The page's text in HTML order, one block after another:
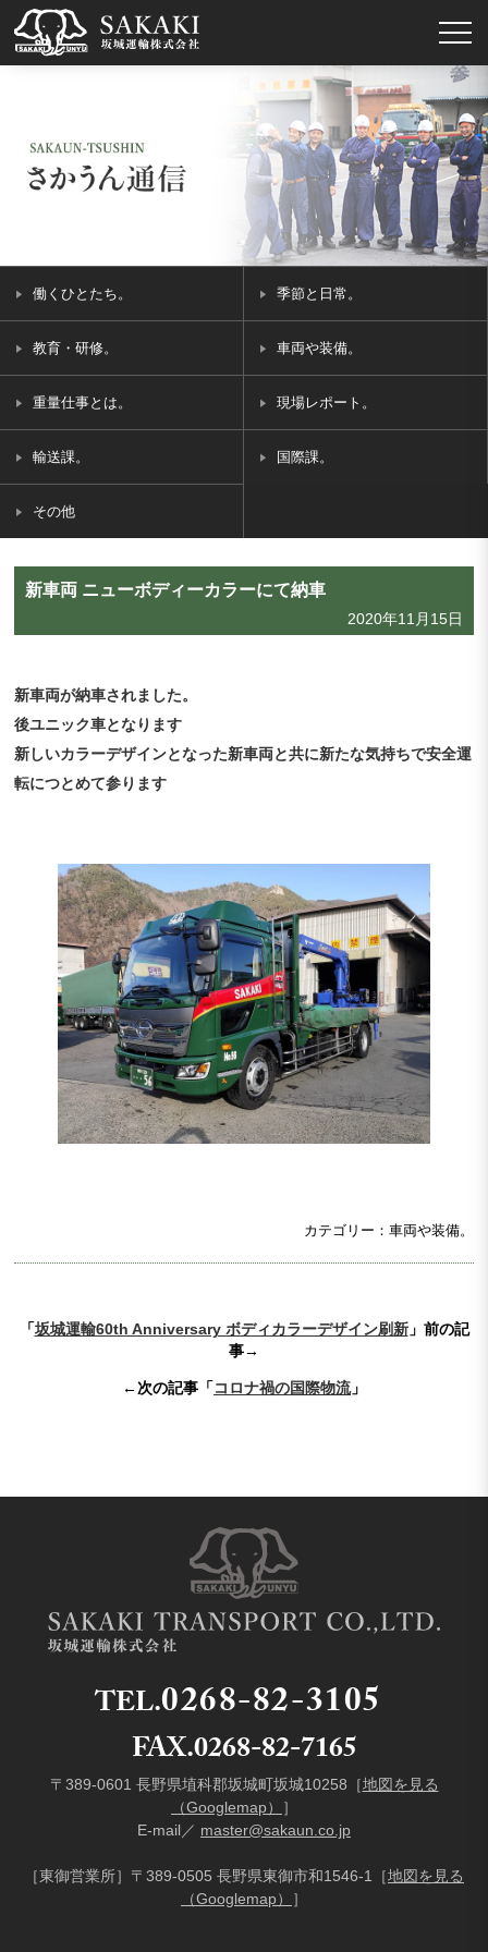
働くひとたち。 季節と日常。
教育・研修。 車両や装備。
重量仕事とは。 現場レポート。
輸送課。 国際課。
その他
新車両 ニューボディーカラーにて納車
2020年11月15日
新車両が納車されました。
後ユニック車となります
新しいカラーデザインとなった新車両と共に新たな気持ちで安全運
転につとめて参ります
カテゴリー：車両や装備。
「坂城運輸60th Anniversary ボディカラーデザイン刷新」前の記
事→
←次の記事「コロナ禍の国際物流」
TEL.0268-82-3105
FAX.0268-82-7165
〒389-0601 長野県埴科郡坂城町坂城10258［地図を見る
（Googlemap）
］
E-mail／ master@sakaun.co.jp
［東御営業所］〒389-0505 長野県東御市和1546-1［地図を見る
（Googlemap）
］